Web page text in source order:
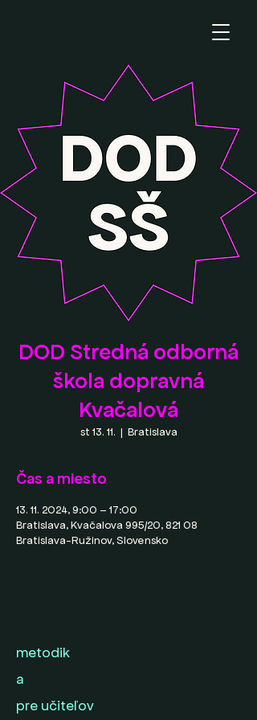
DOD Stredná odborná
škola dopravná
Kvačalová
st 13. 11.
  |
Bratislava
Čas a miesto
13. 11. 2024, 9:00 – 17:00
Bratislava, Kvačalova 995/20, 821 08
Bratislava-Ružinov, Slovensko
metodik
a
pre učiteľov